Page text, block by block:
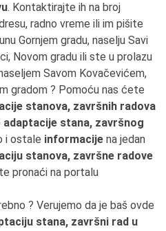
. Kontaktirajte ih na broj
radno vreme ili im pišite
Gornjem gradu, naselju Savi
Novom gradu ili ste u prolazu
Savom Kovačevićem,
gradom ? Pomoću nas ćete
stanova, završnih radova
adaptacije stana, završnog
i ostale informacije na jedan
stanova, završne radove
pronaći na portalu
? Verujemo da je baš ovde
stana, završni rad u